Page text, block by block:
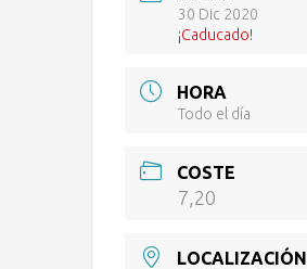
30 Dic 2020
¡Caducado!
HORA
Todo el día
COSTE
7,20
LOCALIZACIÓN